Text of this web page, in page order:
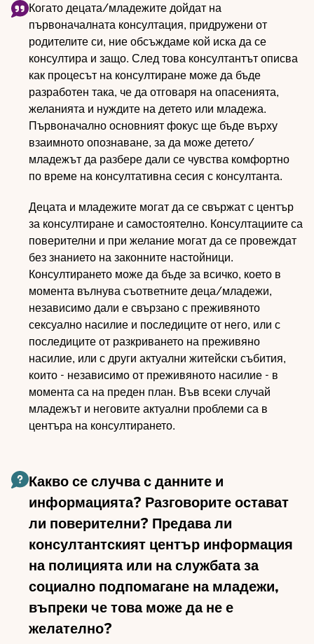
Когато децата/младежите дойдат на
първоначалната консултация, придружени от
родителите си, ние обсъждаме кой иска да се
консултира и защо. След това консултантът описва
как процесът на консултиране може да бъде
разработен така, че да отговаря на опасенията,
желанията и нуждите на детето или младежа.
Първоначално основният фокус ще бъде върху
взаимното опознаване, за да може детето/
младежът да разбере дали се чувства комфортно
по време на консултативна сесия с консултанта.
Децата и младежите могат да се свържат с център
за консултиране и самостоятелно. Консултациите са
поверителни и при желание могат да се провеждат
без знанието на законните настойници.
Консултирането може да бъде за всичко, което в
момента вълнува съответните деца/младежи,
независимо дали е свързано с преживяното
сексуално насилие и последиците от него, или с
последиците от разкриването на преживяно
насилие, или с други актуални житейски събития,
които - независимо от преживяното насилие - в
момента са на преден план. Във всеки случай
младежът и неговите актуални проблеми са в
центъра на консултирането.
Какво се случва с данните и
информацията? Разговорите остават
ли поверителни? Предава ли
консултантският център информация
на полицията или на службата за
социално подпомагане на младежи,
въпреки че това може да не е
желателно?